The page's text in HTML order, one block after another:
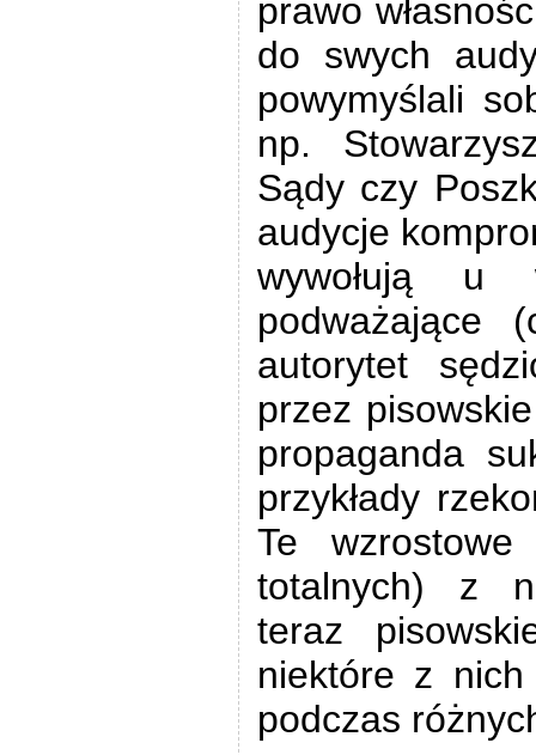
prawo
do swych
powymyślali
np.
Sądy czy
audycje
wywołują u
podważające
autorytet
przez
propaganda
przykłady
Te
totalnych) z
teraz
niektóre z
podczas